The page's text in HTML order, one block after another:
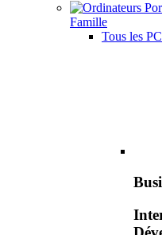
Famille
Tous les